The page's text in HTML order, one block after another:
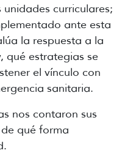
curriculares;
ante esta
la respuesta a la
qué estrategias se
el vínculo con
sanitaria.
nos contaron sus
qué forma